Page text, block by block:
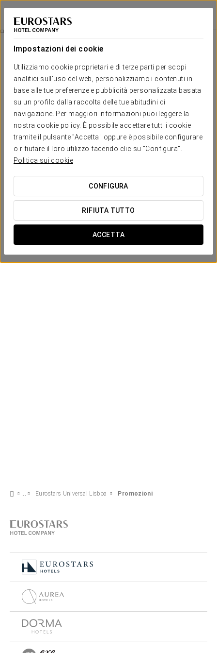
Impostazioni dei cookie
Utilizziamo cookie proprietari e di terze parti per scopi
analitici sull'uso del web, personalizziamo i contenuti in
base alle tue preferenze e pubblicità personalizzata basata
su un profilo dalla raccolta delle tue abitudini di
navigazione. Per maggiori informazioni puoi leggere la
nostra cookie policy. È possibile accettare tutti i cookie
tramite il pulsante "Accetta" oppure è possibile configurare
o rifiutare il loro utilizzo facendo clic su "Configura".
Politica sui cookie
CONFIGURA
RIFIUTA TUTTO
ACCETTA
Eurostars Universal Lisboa
LISBONA
Promozioni
Promozioni
Esperienza Romantica
30€
Eurostars Universal Lisboa Promozioni